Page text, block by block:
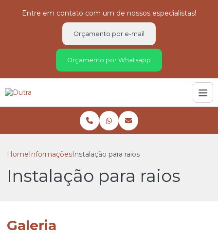
Entre em contato com um de nossos especialistas!
Orçamento por e-mail
Orçamento por Whatsapp
HomeInformaçõesInstalação para raios
Instalação para raios
Galeria